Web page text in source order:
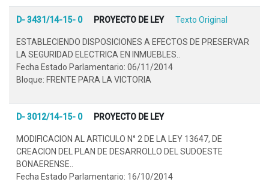
D- 3431/14-15- 0 PROYECTO DE LEY Texto Original
ESTABLECIENDO DISPOSICIONES A EFECTOS DE PRESERVAR
LA SEGURIDAD ELECTRICA EN INMUEBLES..
Fecha Estado Parlamentario: 06/11/2014
Bloque: FRENTE PARA LA VICTORIA
D- 3012/14-15- 0 PROYECTO DE LEY
MODIFICACION AL ARTICULO N° 2 DE LA LEY 13647, DE
CREACION DEL PLAN DE DESARROLLO DEL SUDOESTE
BONAERENSE..
Fecha Estado Parlamentario: 16/10/2014